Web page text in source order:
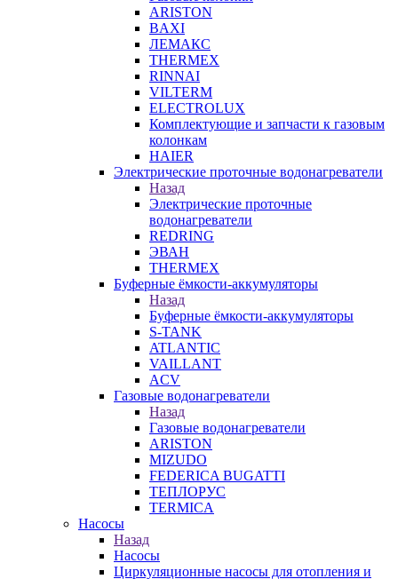
ARISTON
BAXI
ЛЕМАКС
THERMEX
RINNAI
VILTERM
ELECTROLUX
Комплектующие и запчасти к газовым
колонкам
HAIER
Электрические проточные водонагреватели
Назад
Электрические проточные
водонагреватели
REDRING
ЭВАН
THERMEX
Буферные ёмкости-аккумуляторы
Назад
Буферные ёмкости-аккумуляторы
S-TANK
ATLANTIC
VAILLANT
ACV
Газовые водонагреватели
Назад
Газовые водонагреватели
ARISTON
MIZUDO
FEDERICA BUGATTI
ТЕПЛОРУС
TERMICA
Насосы
Назад
Насосы
Циркуляционные насосы для отопления и